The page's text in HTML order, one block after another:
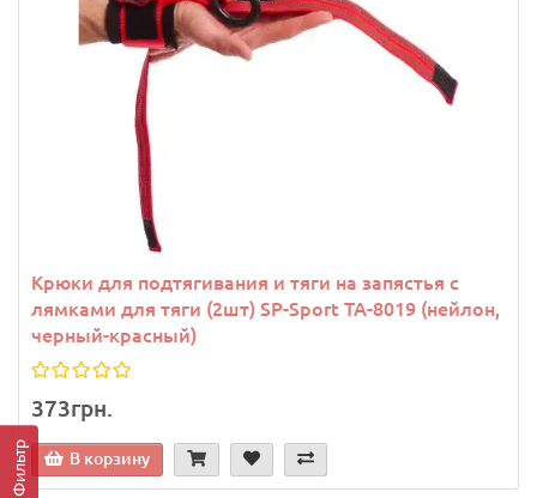
Фильтр
Крюки для подтягивания и тяги на запястья с
лямками для тяги (2шт) SP-Sport TA-8019 (нейлон,
черный-красный)
373грн.
В корзину